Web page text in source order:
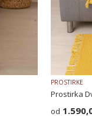
PROSTIRKE
Prostirka